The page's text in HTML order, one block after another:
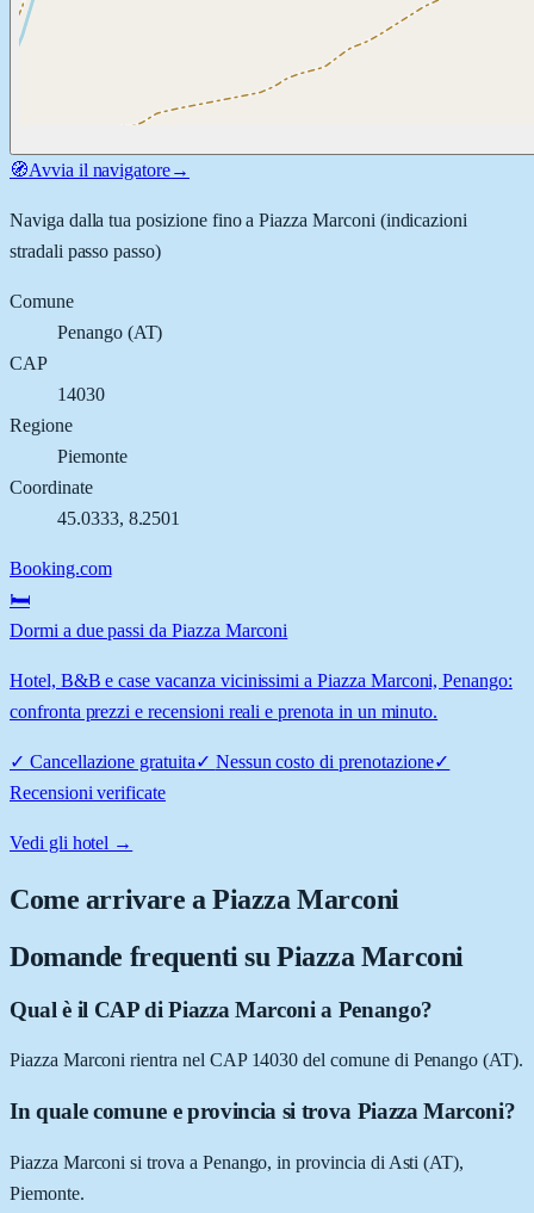
🧭Avvia il navigatore→
Naviga dalla tua posizione fino aPiazza Marconi (indicazioni
stradali passo passo)
Comune
Penango(AT)
CAP
14030
Regione
Piemonte
Coordinate
45.0333, 8.2501
Booking.com
🛏️
Dormi a due passi da Piazza Marconi
Hotel, B&B e case vacanza vicinissimi a Piazza Marconi, Penango:
confronta prezzi e recensioni reali e prenota in un minuto.
✓ Cancellazione gratuita✓ Nessun costo di prenotazione✓
Recensioni verificate
Vedi gli hotel →
Come arrivare aPiazza Marconi
Domande frequenti su Piazza Marconi
Qual è il CAP di Piazza Marconi a Penango?
Piazza Marconi rientra nel CAP 14030 del comune di Penango (AT).
In quale comune e provincia si trova Piazza Marconi?
Piazza Marconi si trova a Penango, in provincia di Asti (AT),
Piemonte.